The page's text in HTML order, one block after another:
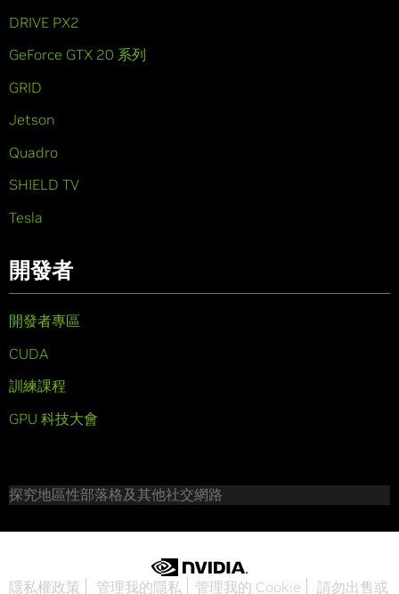
DRIVE PX2
GeForce GTX 20 系列
GRID
Jetson
Quadro
SHIELD TV
Tesla
開發者
開發者專區
CUDA
訓練課程
GPU 科技大會
探究地區性部落格及其他社交網路
隱私權政策 管理我的隱私 管理我的 Cookie 請勿出售或